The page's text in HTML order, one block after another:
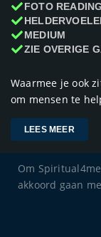
Om
akkoord gaan
FOTO READING
MEDIUM
ZIE OVERIGE
Waarmee je ook
om mensen te
LEES MEER
Offline